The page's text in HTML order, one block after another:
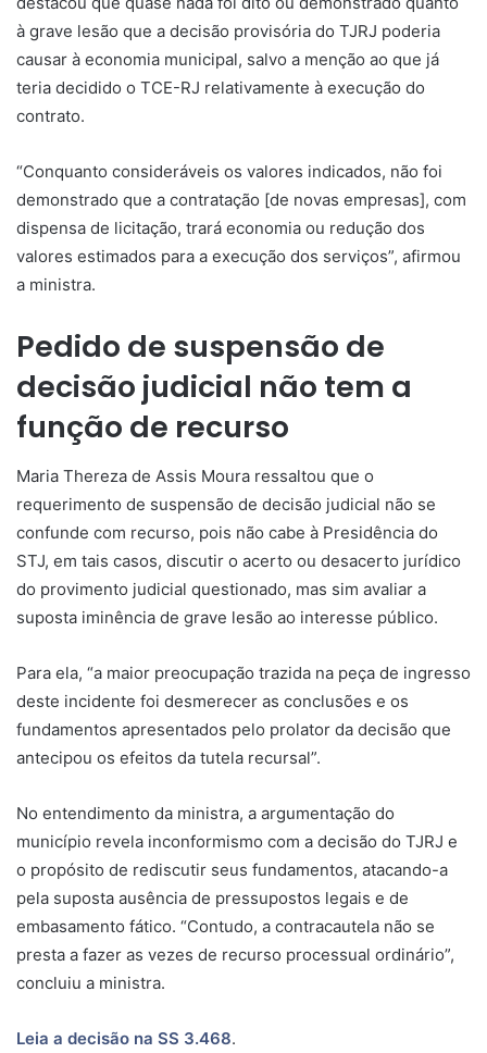
à grave lesão que a decisão provisória do TJRJ poderia
causar à economia municipal, salvo a menção ao que já
teria decidido o TCE-RJ relativamente à execução do
contrato.
“Conquanto consideráveis os valores indicados, não foi
demonstrado que a contratação [de novas empresas], com
dispensa de licitação, trará economia ou redução dos
valores estimados para a execução dos serviços”, afirmou
a ministra.
Pedido de suspensão de
decisão judicial não tem a
função de recurso
Maria Thereza de Assis Moura ressaltou que o
requerimento de suspensão de decisão judicial não se
confunde com recurso, pois não cabe à Presidência do
STJ, em tais casos, discutir o acerto ou desacerto jurídico
do provimento judicial questionado, mas sim avaliar a
suposta iminência de grave lesão ao interesse público.
Para ela, “a maior preocupação trazida na peça de ingresso
deste incidente foi desmerecer as conclusões e os
fundamentos apresentados pelo prolator da decisão que
antecipou os efeitos da tutela recursal”.
No entendimento da ministra, a argumentação do
município revela inconformismo com a decisão do TJRJ e
o propósito de rediscutir seus fundamentos, atacando-a
pela suposta ausência de pressupostos legais e de
embasamento fático. “Contudo, a contracautela não se
presta a fazer as vezes de recurso processual ordinário”,
concluiu a ministra.
Leia a decisão na SS 3.468.